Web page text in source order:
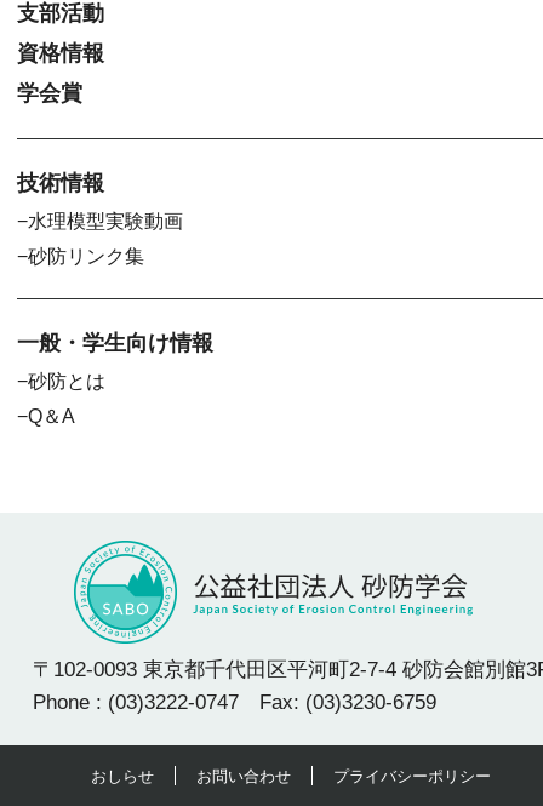
支部活動
資格情報
学会賞
技術情報
水理模型実験動画
砂防リンク集
一般・学生向け情報
砂防とは
Q＆A
〒102-0093 東京都千代田区平河町2-7-4 砂防会館別館
Phone : (03)3222-0747 Fax: (03)3230-6759
おしらせ お問い合わせ プライバシーポリシー